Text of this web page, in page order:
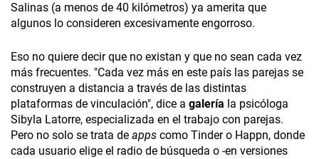
Salinas (a menos de 40 kilómetros) ya amerita que
algunos lo consideren excesivamente engorroso.
Eso no quiere decir que no existan y que no sean cada vez
más frecuentes. "Cada vez más en este país las parejas se
construyen a distancia a través de las distintas
plataformas de vinculación", dice a galería la psicóloga
Sibyla Latorre, especializada en el trabajo con parejas.
Pero no solo se trata de apps como Tinder o Happn, donde
cada usuario elige el radio de búsqueda o -en versiones